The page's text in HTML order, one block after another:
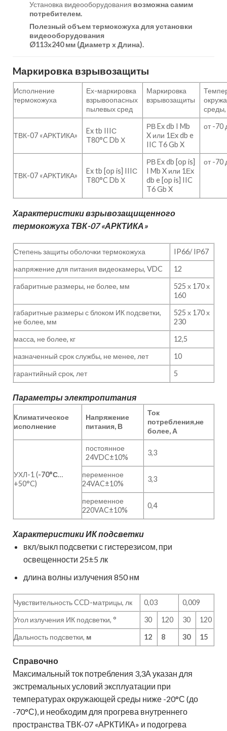
Установка видеооборудования возможна самим
потребителем.
Полезный объем термокожуха для установки
видеооборудования
Ø113х240 мм (Диаметр х Длина).
Mаркировка взрывозащиты
Исполнение
термокожуха
Ех-маркировка
взрывоопасных
пылевых сред
Маркировка
взрывозащиты
ТВК-07 «АРКТИКА»
Ex tb IIIС
T80°C Db Х
РВ Ex db I Mb
X или 1Еx db e
IIC T6 Gb X
от -70
ТВК-07 «АРКТИКА»
Ex tb [op is] IIIС
T80°C Db Х
РВ Ex db [op is]
I Mb X или 1Еx
db e [op is] IIC
T6 Gb X
от -70
Характеристики взрывозащищенного
термокожуха ТВК-07 «АРКТИКА»
Степень защиты оболочки термокожуха
IP66/ IР67
напряжение для питания видеокамеры, VDC
12
габаритные размеры, не более, мм
525 х 170 х
160
габаритные размеры с блоком ИК подсветки,
не более, мм
525 х 170 х
230
масса, не более, кг
12,5
назначенный срок службы, не менее, лет
10
гарантийный срок, лет
5
Параметры электропитания
Климатическое
исполнение
Напряжение
питания, В
Ток
потребления,не
более, А
УХЛ-1 (-70°С…
+50°C)
постоянное
24VDC±10%
3,3
переменное
24VAC±10%
3,3
переменное
220VAC±10%
0,4
Характеристики ИК подсветки
вкл/выкл подсветки с гистерезисом, при
освещенности 25±5 лк
длина волны излучения 850 нм
Чувствительность CCD-матрицы, лк 0,03
0,009
Угол излучения ИК подсветки, °
30 120 30
120
Дальность подсветки, м 12 8 30 15
Справочно
Максимальный ток потребления 3,3А указан для
экстремальных условий эксплуатации при
температурах окружающей среды ниже -20°С (до
-70°С), и необходим для прогрева внутреннего
пространства ТВК-07 «АРКТИКА» и подогрева